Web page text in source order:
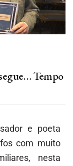
Tempo
e poeta
com muito
nesta